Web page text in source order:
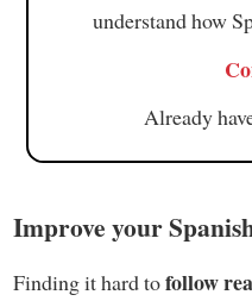
understand how
Already
Improve your
Finding it hard tofollow